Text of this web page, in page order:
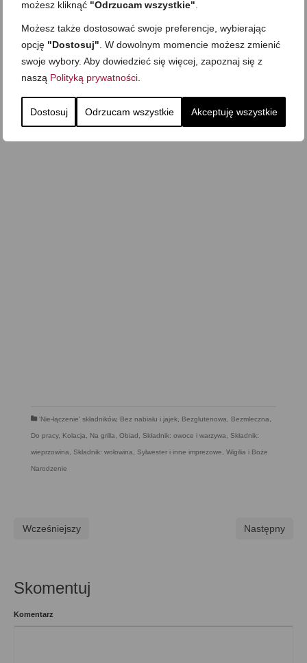
możesz kliknąć "Odrzucam wszystkie"
Możesz także dostosować swoje preferencje, wybierając
opcję "Dostosuj" . W dowolnym momencie możesz zmienić
swoje wybory. Aby dowiedzieć się więcej, zapoznaj się z
naszą Polityką prywatności
Dostosuj Odrzucam wszystkie Akceptuję wszystkie
'Nie-łączenie' składników, Bez nabiału i jajek Bezglutenowa Bezmleczna
Do pracy, Kolacja Na grilla Obiad Składnik: owoce i warzywa Składnik:
wieprzowina Składnik: wołowina Sylwester i inne imprezowe Wigilia i Boże
Narodzenie
Wcześniejszy Następny
Skomentuj
Komentarz